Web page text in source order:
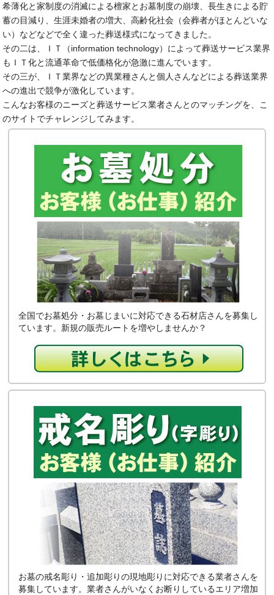
希薄化と家制度の消滅による檀家とお墓制度の崩壊、長生きによる貯
蓄の目減り、生涯未婚者の増大、高齢化社会（会葬者がほとんどいな
い）などなどで全く違った葬送様式になってきました。
その二は、ＩＴ（information technology）によって葬送サービス業界
もＩＴ化と流通革命で低価格化が急激に進んでいます。
その三が、ＩＴ業界などの異業種さんと個人さんなどによる葬送業界
への進出で競争が激化しています。
こんなお客様のニーズと葬送サービス業者さんとのマッチングを、こ
のサイトでチャレンジしてみます。
全国でお墓処分・お墓じまいに対応できる石材店さんを募集し
ています。新規の販売ルートを増やしませんか？
お墓の戒名彫り・追加彫りの現地彫りに対応できる業者さんを
募集しています。業者さんがいなくお断りしているエリア増加